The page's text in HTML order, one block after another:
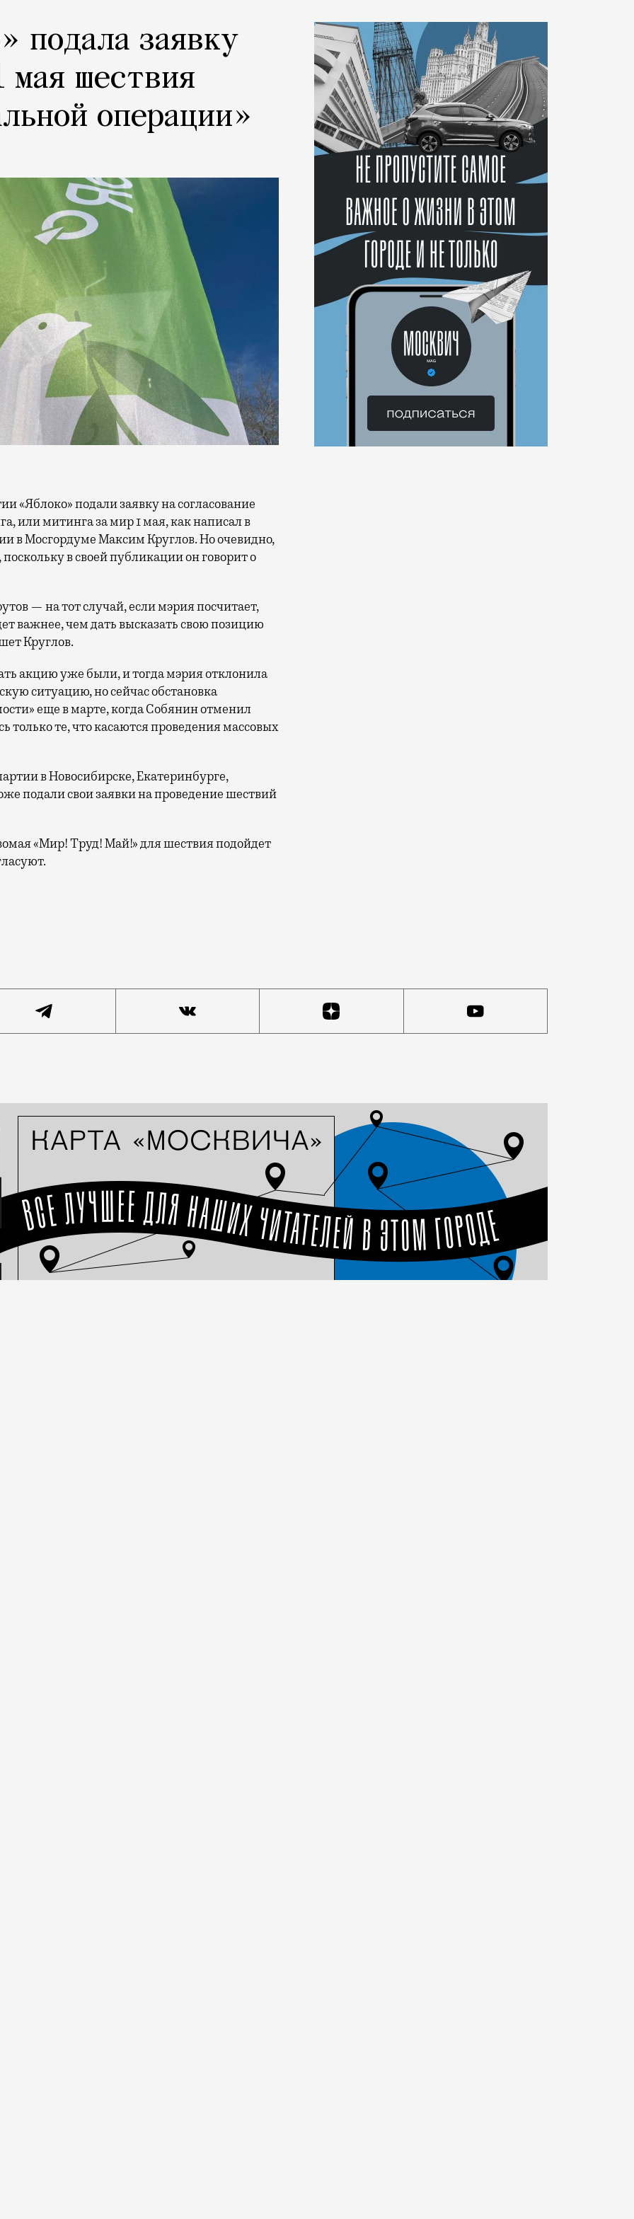
подала заявку
мая шествия
операции»
или митинга за мир 1 мая, как написал в
в Мосгордуме Максим Круглов. Но очевидно,
в своей публикации он говорит о
— на тот случай, если мэрия посчитает,
важнее, чем дать высказать свою позицию
Круглов.
акцию уже были, и тогда мэрия отклонила
ситуацию, но сейчас обстановка
еще в марте, когда Собянин отменил
только те, что касаются проведения массовых
в Новосибирске, Екатеринбурге,
подали свои заявки на проведение шествий
«Мир! Труд! Май!» для шествия подойдет
подали заявку на согласование «антиспецоперационного» митинга, или митинга за мир 1 мая,